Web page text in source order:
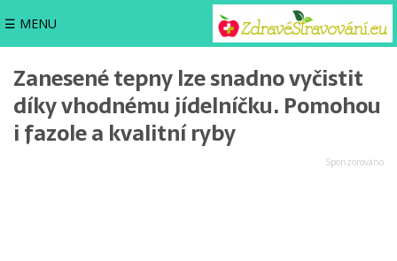
☰ MENU
Zanesené tepny lze snadno vyčistit
díky vhodnému jídelníčku. Pomohou
i fazole a kvalitní ryby